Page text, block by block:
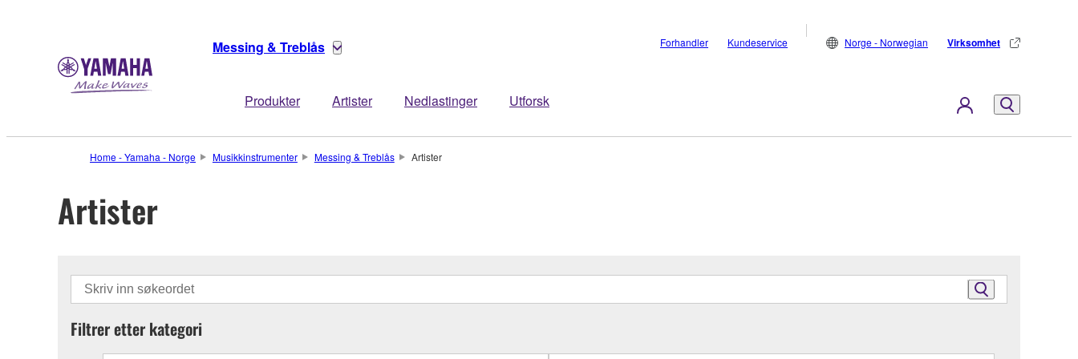
Messing & Treblås
Produkter Artister Nedlastinger Utforsk
Forhandler Kundeservice Norge - Norwegian Virksomhet
Home - Yamaha - Norge Musikkinstrumenter Messing & Treblås Artister
Artister
Filtrer etter kategori